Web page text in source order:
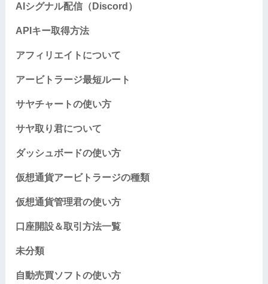
AIシグナル配信（Discord）
APIキー取得方法
アフィリエイトについて
アービトラージ最短ルート
サヤチャートの使い方
サヤ取り君について
ダッシュボードの使い方
仮想通貨アービトラージの種類
仮想通貨管理君の使い方
口座開設＆取引方法一覧
未分類
自動売買ソフトの使い方